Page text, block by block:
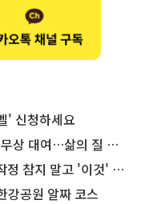
' 신청하세요
여…삶의 질 높인다
말고 '이것' 해보세요!
강공원 알짜 코스